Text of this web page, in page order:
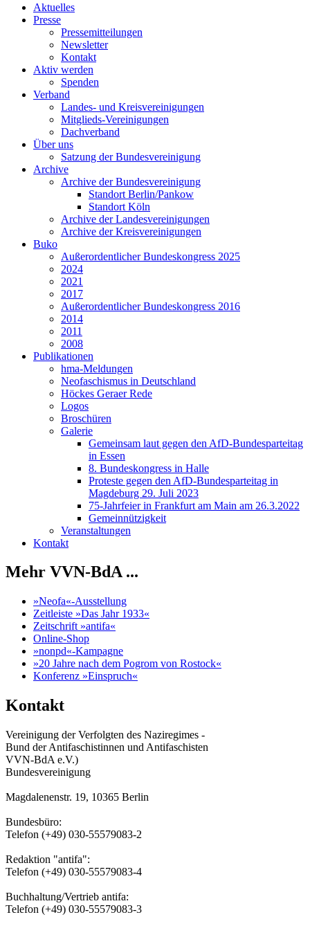
Aktuelles
Presse
Pressemitteilungen
Newsletter
Kontakt
Aktiv werden
Spenden
Verband
Landes- und Kreisvereinigungen
Mitglieds-Vereinigungen
Dachverband
Über uns
Satzung der Bundesvereinigung
Archive
Archive der Bundesvereinigung
Standort Berlin/Pankow
Standort Köln
Archive der Landesvereinigungen
Archive der Kreisvereinigungen
Buko
Außerordentlicher Bundeskongress 2025
2024
2021
2017
Außerordentlicher Bundeskongress 2016
2014
2011
2008
Publikationen
hma-Meldungen
Neofaschismus in Deutschland
Höckes Geraer Rede
Logos
Broschüren
Galerie
Gemeinsam laut gegen den AfD-Bundesparteitag
in Essen
8. Bundeskongress in Halle
Proteste gegen den AfD-Bundesparteitag in
Magdeburg 29. Juli 2023
75-Jahrfeier in Frankfurt am Main am 26.3.2022
Gemeinnützigkeit
Veranstaltungen
Kontakt
Mehr VVN-BdA ...
»Neofa«-Ausstellung
Zeitleiste »Das Jahr 1933«
Zeitschrift »antifa«
Online-Shop
»nonpd«-Kampagne
»20 Jahre nach dem Pogrom von Rostock«
Konferenz »Einspruch«
Kontakt
Vereinigung der Verfolgten des Naziregimes -
Bund der Antifaschistinnen und Antifaschisten
VVN-BdA e.V.)
Bundesvereinigung
Magdalenenstr. 19, 10365 Berlin
Bundesbüro:
Telefon (+49) 030-55579083-2
Redaktion "antifa":
Telefon (+49) 030-55579083-4
Buchhaltung/Vertrieb antifa:
Telefon (+49) 030-55579083-3